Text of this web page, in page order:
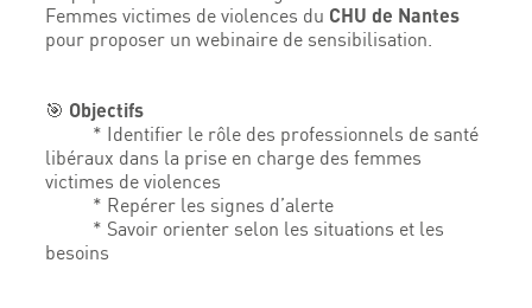
Femmes victimes de violences du CHU de Nantes
pour proposer un webinaire de sensibilisation.
🎯 Objectifs
* Identifier le rôle des professionnels de santé
libéraux dans la prise en charge des femmes
victimes de violences
* Repérer les signes d’alerte
* Savoir orienter selon les situations et les
besoins